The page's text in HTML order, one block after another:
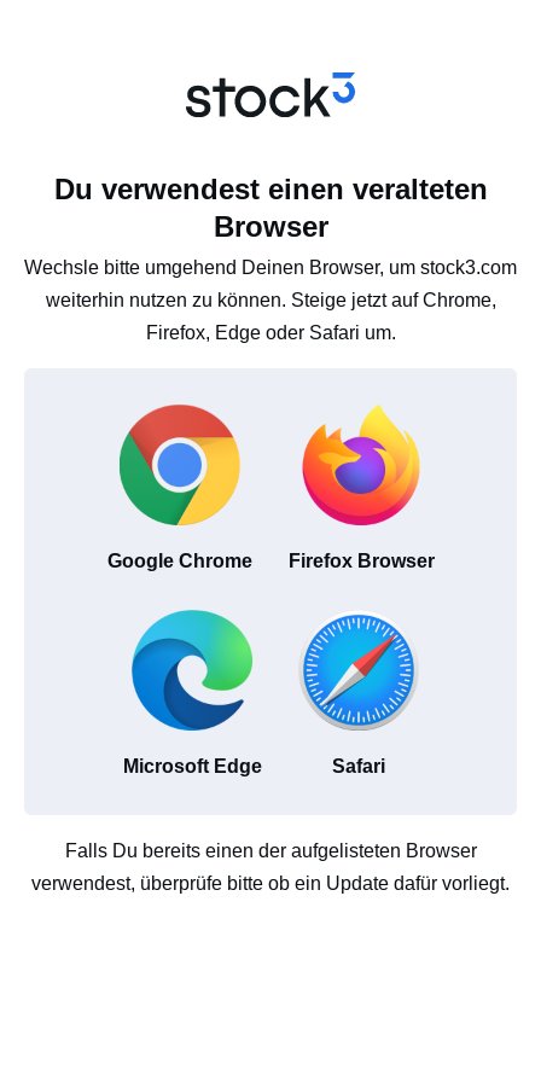
Du verwendest einen veralteten
Browser
Wechsle bitte umgehend Deinen Browser, um stock3.com
weiterhin nutzen zu können. Steige jetzt auf Chrome,
Firefox, Edge oder Safari um.
Google Chrome Firefox Browser
Microsoft Edge Safari
Falls Du bereits einen der aufgelisteten Browser
verwendest, überprüfe bitte ob ein Update dafür vorliegt.